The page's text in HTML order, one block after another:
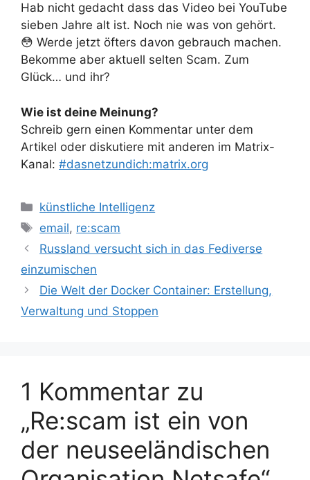
Hab nicht gedacht dass das Video bei YouTube
sieben Jahre alt ist. Noch nie was von gehört.
😳 Werde jetzt öfters davon gebrauch machen.
Bekomme aber aktuell selten Scam. Zum
Glück… und ihr?
Wie ist deine Meinung?
Schreib gern einen Kommentar unter dem
Artikel oder diskutiere mit anderen im Matrix-
Kanal: #dasnetzundich:matrix.org
Kategorien
künstliche Intelligenz
Schlagwörter
email, re:scam
Russland versucht sich in das Fediverse
einzumischen
Die Welt der Docker Container: Erstellung,
Verwaltung und Stoppen
1 Kommentar zu
„Re:scam ist ein von
der neuseeländischen